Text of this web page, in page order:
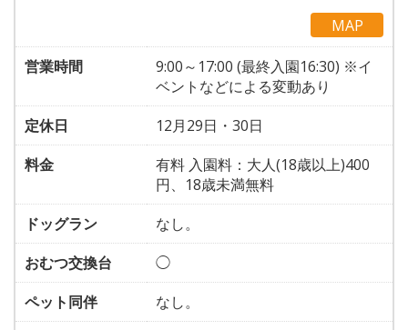
MAP
営業時間
9:00～17:00 (最終入園16:30) ※イ
ベントなどによる変動あり
定休日
12月29日・30日
料金
有料 入園料：大人(18歳以上)400
円、18歳未満無料
ドッグラン
なし。
おむつ交換台
◯
ペット同伴
なし。